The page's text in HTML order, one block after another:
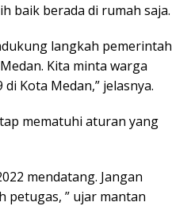
baik berada di rumah saja.
langkah pemerintah
Kita minta warga
Kota Medan,” jelasnya.
mematuhi aturan yang
mendatang. Jangan
petugas, ” ujar mantan